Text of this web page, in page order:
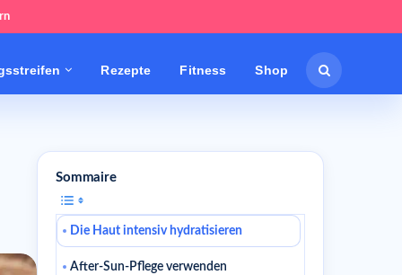
Rezepte Fitness Shop
Sommaire
Die Haut intensiv hydratisieren
After-Sun-Pflege verwenden